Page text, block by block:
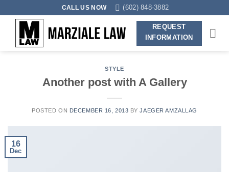
content
CALL US NOW (602) 848-3882
REQUEST
INFORMATION
STYLE
Another post with A Gallery
POSTED ON DECEMBER 16, 2013 BYJAEGER AMZALLAG
16
Dec